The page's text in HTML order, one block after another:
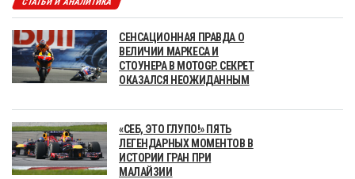
СЕНСАЦИОННАЯ ПРАВДА О
ВЕЛИЧИИ МАРКЕСА И
СТОУНЕРА В MOTOGP. СЕКРЕТ
ОКАЗАЛСЯ НЕОЖИДАННЫМ
«СЕБ, ЭТО ГЛУПО!» ПЯТЬ
ЛЕГЕНДАРНЫХ МОМЕНТОВ В
ИСТОРИИ ГРАН ПРИ
МАЛАЙЗИИ